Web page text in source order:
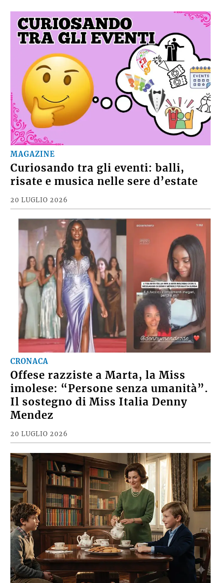
MAGAZINE
Curiosando tra gli eventi: balli,
risate e musica nelle sere d’estate
20 LUGLIO 2026
CRONACA
Offese razziste a Marta, la Miss
imolese: “Persone senza umanità”.
Il sostegno di Miss Italia Denny
Mendez
20 LUGLIO 2026